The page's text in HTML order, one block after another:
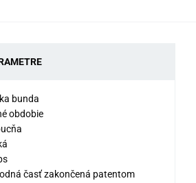
bunda
obdobie
časť zakončená patentom